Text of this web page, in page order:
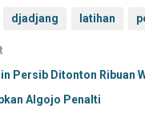
djadjang latihan
Persib Ditonton Ribuan
Algojo Penalti